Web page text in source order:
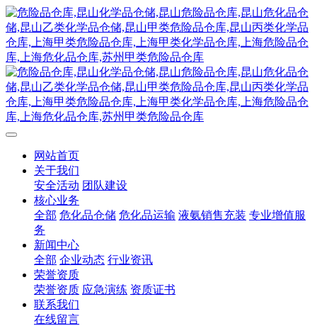
网站首页
关于我们
安全活动 团队建设
核心业务
全部 危化品仓储 危化品运输 液氨销售充装 专业增值服
务
新闻中心
全部 企业动态 行业资讯
荣誉资质
荣誉资质 应急演练 资质证书
联系我们
在线留言